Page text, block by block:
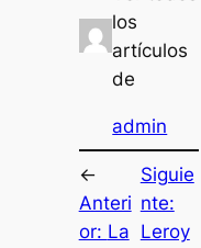
los
artículos
de
admin
←
Anteri
or: La
Siguie
nte:
Leroy